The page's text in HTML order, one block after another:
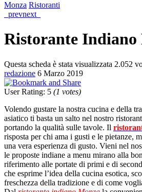
Monza Ristoranti
prevnext
Ristorante Indiano
Questa scheda è stata visualizzata 2.052
redazione 6 Marzo 2019
User Rating: 5 (1 votes)
Volendo gustare la nostra cucina e della
asiatico ti basta un salto nel nostro
portando la qualità sulle tavole. Il
risposta per chi ama i gusti e le pietanze,
una vera esperienza di gusto. Vieni nel
le proposte indiane a menu mirano alla
riferimento alle portate di primi e di
che esprime l’idea della cucina esotica,
freschezza della tradizione e di come